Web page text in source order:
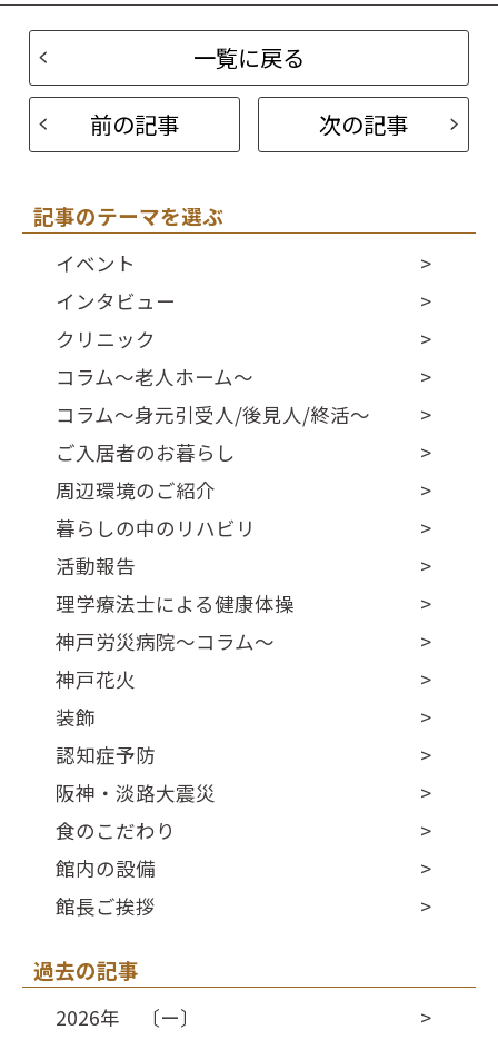
一覧に戻る
前の記事
次の記事
記事のテーマを選ぶ
イベント
インタビュー
クリニック
コラム～老人ホーム～
コラム～身元引受人/後見人/終活～
ご入居者のお暮らし
周辺環境のご紹介
暮らしの中のリハビリ
活動報告
理学療法士による健康体操
神戸労災病院～コラム～
神戸花火
装飾
認知症予防
阪神・淡路大震災
食のこだわり
館内の設備
館長ご挨拶
過去の記事
2026年 〔ー〕